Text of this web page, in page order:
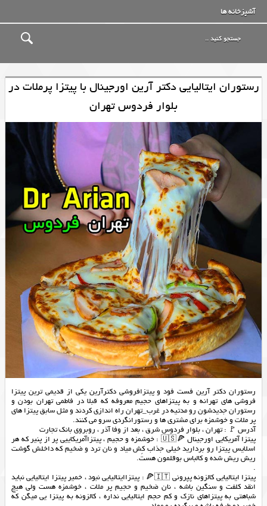
آشپزخانه ها
رستوران ایتالیایی دکتر آرین اورجینال با پیتزا پرملات در
بلوار فردوس تهران
رستوران دکتر آرین فست فود و پیتزافروشی دکترآرین یکی از قدیمی ترین پیتزا
فروشی های تهرانه و به پیتزاهای حجیم معروفه که قبلا در فاطمی تهران بودن و
رستوران جدیدشون رو مدتیه در غرب_تهران راه اندازی کردند و مثل سابق پیتزا های
پر ملات و خوشمزه برای مشتری ها و رستورانگردی سرو می کنند.
آدرس 🚩 : تهران ، بلوار فردوس شرق ، بعد از وفا آذر ، روبروی بانک تجارت
پیتزا آمریکایی اورجینال 🍕🇺🇸 : خوشمزه و حجیم ، پیتزاآمریکاییی پر از پنیر که هر
اسلایس پیتزا رو بردارید خیلی جذاب کِش میاد و نان ترد و ضخیم که داخلش گوشت
ریش ریش شده و کالباس بوقلمون هست.
.
پیتزا ایتالیایی کالزونه پپرونی 🇮🇹🍕 : پیتزاایتالیایی نبود ، خمیر پیتزا ایتالیایی نباید
انقد کلفت و سنگین باشه ، نان ضخیم و حجیم پر ملات ، خوشمزه هست ولی هیچ
شباهتی به پیتزاهای نازک و کم حجم ایتالیایی نداره ، کالزونه به پيتزا یی میگن که